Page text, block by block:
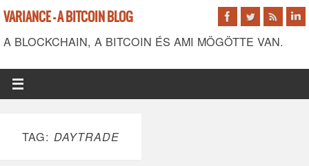
VARIANCE - A BITCOIN BLOG
A BLOCKCHAIN, A BITCOIN ÉS AMI MÖGÖTTE VAN.
TAG: DAYTRADE